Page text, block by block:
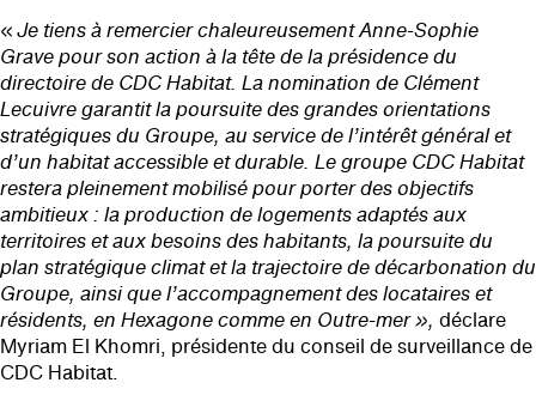
«Je tiens à remercier chaleureusement Anne-Sophie
Grave pour son action à la tête de la présidence du
directoire de CDC Habitat. La nomination de Clément
Lecuivre garantit la poursuite des grandes orientations
stratégiques du Groupe, au service de l’intérêt général et
d’un habitat accessible et durable. Le groupe CDC Habitat
restera pleinement mobilisé pour porter des objectifs
ambitieux : la production de logements adaptés aux
territoires et aux besoins des habitants, la poursuite du
plan stratégique climat et la trajectoire de décarbonation du
Groupe, ainsi que l’accompagnement des locataires et
résidents, en Hexagone comme en Outre-mer », déclare
Myriam El Khomri, présidente du conseil de surveillance de
CDC Habitat.